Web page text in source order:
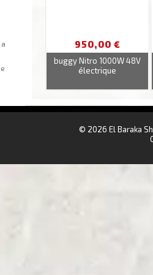
950,00 €
buggy Nitro 1000W 48V
électrique
© 2026 El Baraka